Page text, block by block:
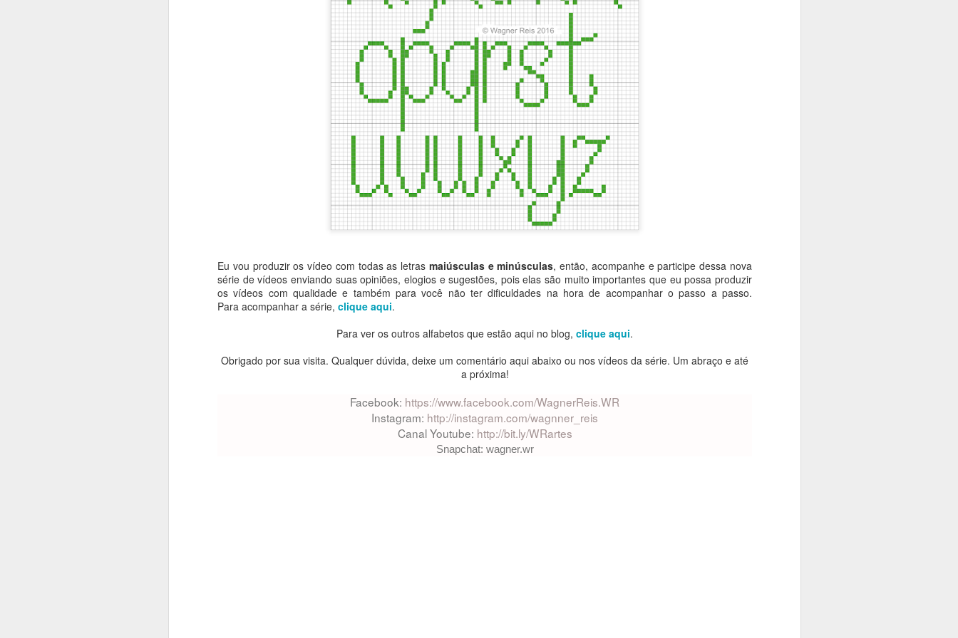
Eu vou produzir os vídeo com todas as letras maiúsculas e minúsculas, então, acompanhe e participe dessa nova
série de vídeos enviando suas opiniões, elogios e sugestões, pois elas são muito importantes que eu possa produzir
os vídeos com qualidade e também para você não ter dificuldades na hora de acompanhar o passo a passo.
Para acompanhar a série, clique aqui.
Para ver os outros alfabetos que estão aqui no blog, clique aqui.
Obrigado por sua visita. Qualquer dúvida, deixe um comentário aqui abaixo ou nos vídeos da série. Um abraço e até
a próxima!
Facebook: https://www.facebook.com/WagnerReis.WR
Instagram: http://instagram.com/wagnner_reis
Canal Youtube: http://bit.ly/WRartes
Snapchat: wagner.wr
0 Adicionar um comentário
Gráfico Corações em Ponto Cruz
Olá pessoal! Como vocês estão?
Olha que lindo o gráfico desses coracõezinhos queeu fiz com apenas 2 cores para
vídeo aula no meu canalno Youtube.É um gráfico simples e fácil de bordar, e vai ficar
lindo em toalhinhas ou panos de pratos.